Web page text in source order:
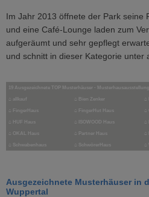
Im Jahr 2013 öffnete der Park seine
und eine Café-Lounge laden zum
aufgeräumt und sehr gepflegt
und schnitt in dieser Kategorie unter
19 Ausgezeichnete TOP Musterhäuser -
⌂ allkauf ⌂ Bien Zenker ⌂
⌂ FingerHaus ⌂ FingerHut Haus ⌂
⌂ HUF Haus ⌂ ISOWOOD Haus ⌂
⌂ OKAL Haus ⌂ Partner Haus ⌂
⌂ Schwabenhaus ⌂ SchwörerHaus ⌂
Ausgezeichnete Musterhäuser in
Wuppertal